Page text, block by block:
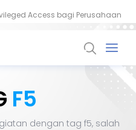
Access bagi Perusahaan
Saatnya Beralih ke PQC
F5
dengan tag f5, salah